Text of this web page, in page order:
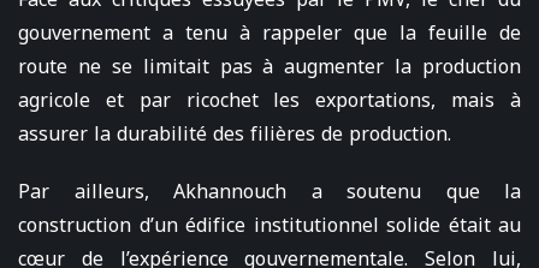
gouvernement a tenu à rappeler que la feuille de
route ne se limitait pas à augmenter la production
agricole et par ricochet les exportations, mais à
assurer la durabilité des filières de production.
Par ailleurs, Akhannouch a soutenu que la
construction d’un édifice institutionnel solide était au
cœur de l’expérience gouvernementale. Selon lui,